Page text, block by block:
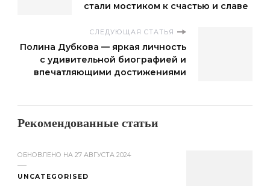
стали мостиком к счастью и славе
СЛЕДУЮЩАЯ СТАТЬЯ
Полина Дубкова — яркая личность
с удивительной биографией и
впечатляющими достижениями
Рекомендованные статьи
ОБНОВЛЕНО НА 27 АВГУСТА 2024
UNCATEGORISED